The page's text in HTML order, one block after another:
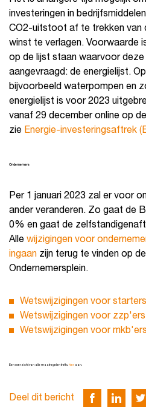
investeringen in
CO2-uitstoot af te trekken van
winst te verlagen. Voorwaarde
op de lijst staan waarvoor
aangevraagd: de energielijst.
bijvoorbeeld waterpompen en
energielijst is voor 2023
vanaf 29 december online op
zie Energie-investeringsaftrek
Ondernemers
Per 1 januari 2023 zal er voor
ander veranderen. Zo gaat de
0% en gaat de
Alle wijzigingen voor
ingaan zijn terug te vinden op
Ondernemersplein.
Wetswijzigingen voor
Wetswijzigingen voor
Wetswijzigingen voor
Een overzicht van alle maatregelen treft u hier aan.
Deel dit bericht